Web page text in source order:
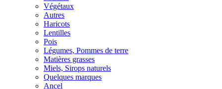
Végétaux
Autres
Haricots
Lentilles
Pois
Légumes, Pommes de terre
Matières grasses
Miels, Sirops naturels
Quelques marques
Ancel